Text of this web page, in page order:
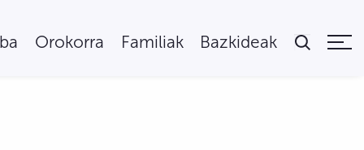
Orokorra Familiak Bazkideak